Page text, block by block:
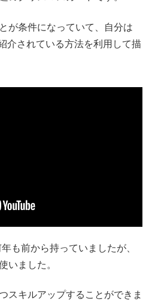
が条件になっていて、自分は
介されている方法を利用して描
も前から持っていましたが、
いました。
スキルアップすることができま